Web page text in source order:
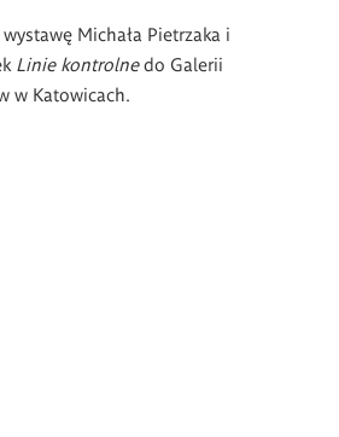
Michała Pietrzaka i
Linie kontrolnedo Galerii
w Katowicach.